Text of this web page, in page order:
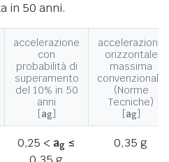
in 50 anni.
accelerazione
con
probabilità di
superamento
del 10% in 50
anni
[ag]
accelerazione
orizzontale
massima
convenzionale
(Norme
Tecniche)
[ag]
0,25 < ag≤
0,35 g